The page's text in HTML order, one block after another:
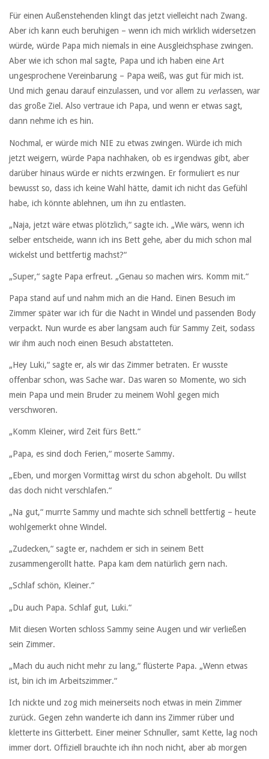
Für einen Außenstehenden klingt das jetzt vielleicht nach Zwang.
Aber ich kann euch beruhigen – wenn ich mich wirklich widersetzen
würde, würde Papa mich niemals in eine Ausgleichsphase zwingen.
Aber wie ich schon mal sagte, Papa und ich haben eine Art
ungesprochene Vereinbarung – Papa weiß, was gut für mich ist.
Und mich genau darauf einzulassen, und vor allem zu verlassen, war
das große Ziel. Also vertraue ich Papa, und wenn er etwas sagt,
dann nehme ich es hin.
Nochmal, er würde mich NIE zu etwas zwingen. Würde ich mich
jetzt weigern, würde Papa nachhaken, ob es irgendwas gibt, aber
darüber hinaus würde er nichts erzwingen. Er formuliert es nur
bewusst so, dass ich keine Wahl hätte, damit ich nicht das Gefühl
habe, ich könnte ablehnen, um ihn zu entlasten.
„Naja, jetzt wäre etwas plötzlich,“ sagte ich. „Wie wärs, wenn ich
selber entscheide, wann ich ins Bett gehe, aber du mich schon mal
wickelst und bettfertig machst?“
„Super,“ sagte Papa erfreut. „Genau so machen wirs. Komm mit.“
Papa stand auf und nahm mich an die Hand. Einen Besuch im
Zimmer später war ich für die Nacht in Windel und passenden Body
verpackt. Nun wurde es aber langsam auch für Sammy Zeit, sodass
wir ihm auch noch einen Besuch abstatteten.
„Hey Luki,“ sagte er, als wir das Zimmer betraten. Er wusste
offenbar schon, was Sache war. Das waren so Momente, wo sich
mein Papa und mein Bruder zu meinem Wohl gegen mich
verschworen.
„Komm Kleiner, wird Zeit fürs Bett.“
„Papa, es sind doch Ferien,“ moserte Sammy.
„Eben, und morgen Vormittag wirst du schon abgeholt. Du willst
das doch nicht verschlafen.“
„Na gut,“ murrte Sammy und machte sich schnell bettfertig – heute
wohlgemerkt ohne Windel.
„Zudecken,“ sagte er, nachdem er sich in seinem Bett
zusammengerollt hatte. Papa kam dem natürlich gern nach.
„Schlaf schön, Kleiner.“
„Du auch Papa. Schlaf gut, Luki.“
Mit diesen Worten schloss Sammy seine Augen und wir verließen
sein Zimmer.
„Mach du auch nicht mehr zu lang,“ flüsterte Papa. „Wenn etwas
ist, bin ich im Arbeitszimmer.“
Ich nickte und zog mich meinerseits noch etwas in mein Zimmer
zurück. Gegen zehn wanderte ich dann ins Zimmer rüber und
kletterte ins Gitterbett. Einer meiner Schnuller, samt Kette, lag noch
immer dort. Offiziell brauchte ich ihn noch nicht, aber ab morgen